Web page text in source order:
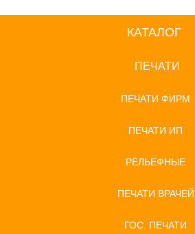
КАТАЛОГ
ПЕЧАТИ
ПЕЧАТИ ФИРМ
ПЕЧАТИ ИП
РЕЛЬЕФНЫЕ
ПЕЧАТИ ВРАЧЕЙ
ГОС. ПЕЧАТИ